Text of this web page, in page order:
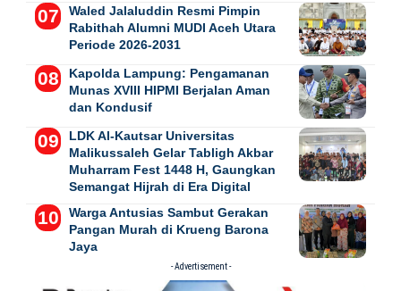
Waled Jalaluddin Resmi Pimpin
Rabithah Alumni MUDI Aceh Utara
Periode 2026-2031
Kapolda Lampung: Pengamanan
Munas XVIII HIPMI Berjalan Aman
dan Kondusif
LDK Al-Kautsar Universitas
Malikussaleh Gelar Tabligh Akbar
Muharram Fest 1448 H, Gaungkan
Semangat Hijrah di Era Digital
Warga Antusias Sambut Gerakan
Pangan Murah di Krueng Barona
Jaya
- Advertisement -